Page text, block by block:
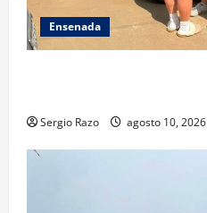
Ensenada
Sergio Razo agosto 10, 2026